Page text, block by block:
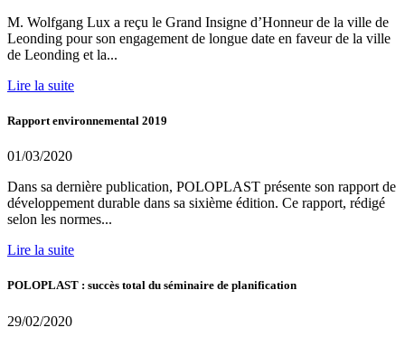
M. Wolfgang Lux a reçu le Grand Insigne d’Honneur de la ville de
Leonding pour son engagement de longue date en faveur de la ville
de Leonding et la...
Lire la suite
Rapport environnemental 2019
01/03/2020
Dans sa dernière publication, POLOPLAST présente son rapport de
développement durable dans sa sixième édition. Ce rapport, rédigé
selon les normes...
Lire la suite
POLOPLAST : succès total du séminaire de planification
29/02/2020